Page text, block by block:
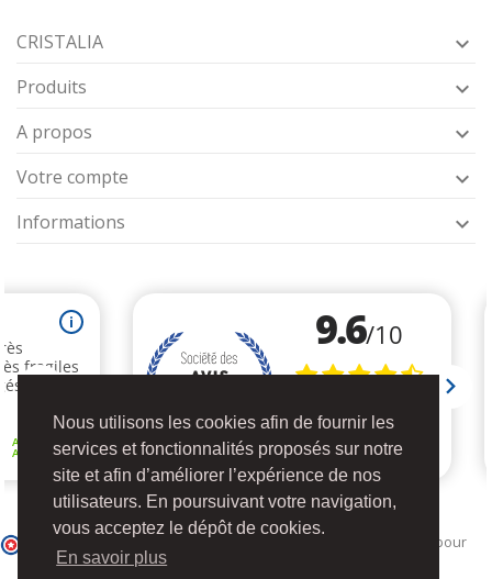
Nous utilisons les cookies afin de fournir les
services et fonctionnalités proposés sur notre
site et afin d’améliorer l’expérience de nos
utilisateurs. En poursuivant votre navigation,
vous acceptez le dépôt de cookies.
En savoir plus
CRISTALIA 
Produits 
A propos 
Votre compte 
Informations 
Marchand approuvé par la Société des Avis Garantis,
cliquez ici pour